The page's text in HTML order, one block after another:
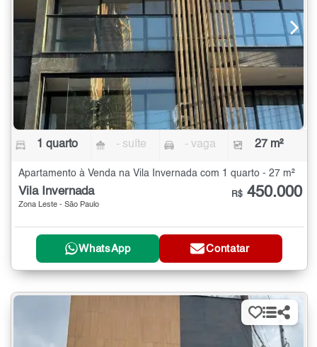
1 quarto - suíte - vaga 27 m²
Apartamento à Venda na Vila Invernada com 1 quarto - 27 m²
Vila Invernada
Zona Leste - São Paulo
R$ 450.000
WhatsApp Contatar